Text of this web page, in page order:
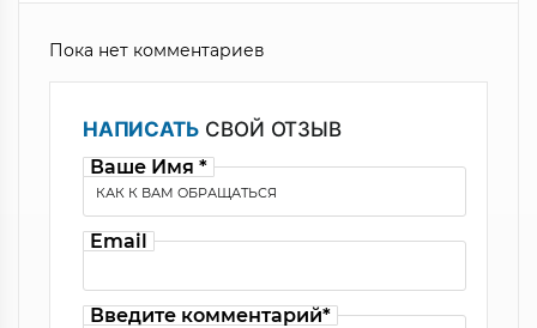
Пока нет комментариев
НАПИСАТЬ СВОЙ ОТЗЫВ
Ваше Имя *
Email
Введите комментарий*